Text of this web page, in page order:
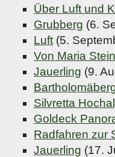
Über Luft und
Grubberg (6.
Luft (5.
Von Maria
Jauerling (9.
Silvretta
Goldeck
Radfahren zur
Jauerling (17.